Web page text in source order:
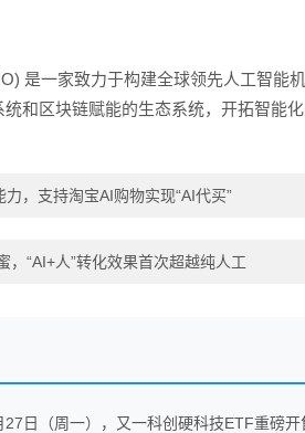
是一家致力于构建全球领先人工智
和区块链赋能的生态系统，开拓智能化
力，支持淘宝AI购物实现“AI代买”
，“AI+人”转化效果首次超越纯人工
日（周一），又一科创硬科技ETF重磅开